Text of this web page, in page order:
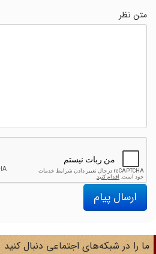
متن نظر
ارسال پیام
را در شبکه‌های اجتماعی دنبال کنید